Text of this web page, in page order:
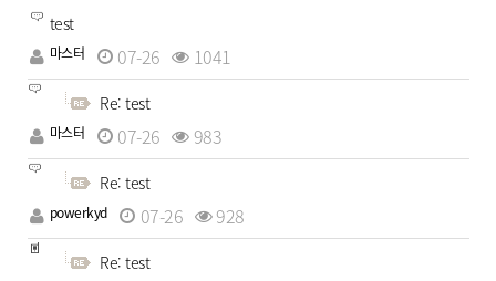
test
마스터 07-26 1041
Re: test
마스터 07-26 983
Re: test
powerkyd 07-26 928
Re: test